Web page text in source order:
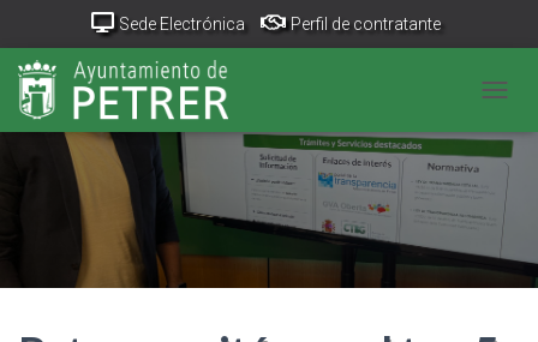
Sede Electrónica Perfil de contratante
Portal Transparencia
Canal de denuncias